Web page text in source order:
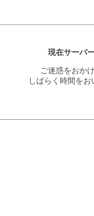
現在サーバ
ご迷惑をおか
しばらく時間を